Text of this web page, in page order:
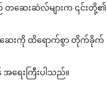
တဆေးဆဲလ်များက ၎င်းတို့၏
ဆေးကို ထိရောက်စွာ တိုက်ခိုက်
ရေးကြီးပါသည်။